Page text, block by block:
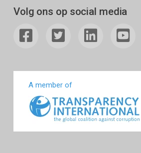
Volg ons op social media
A member of